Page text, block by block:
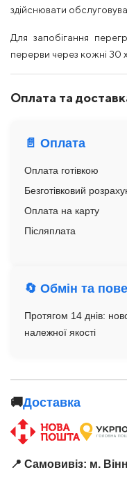
здійснювати
Для запобігання
перерви через кожні 30
Оплата та
📄 Оплата
Оплата готівкою
Безготівковий
Оплата на карту
Післяплата
🔄 Обмін та
Протягом 14 днів:
належної якості
🚚Доставка
📍 Самовивіз: м.